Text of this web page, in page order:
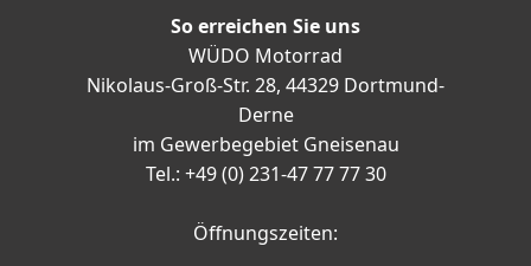
So erreichen Sie uns
WÜDO Motorrad
Nikolaus-Groß-Str. 28, 44329 Dortmund-
Derne
im Gewerbegebiet Gneisenau
Tel.: +49 (0) 231-47 77 77 30
Öffnungszeiten: